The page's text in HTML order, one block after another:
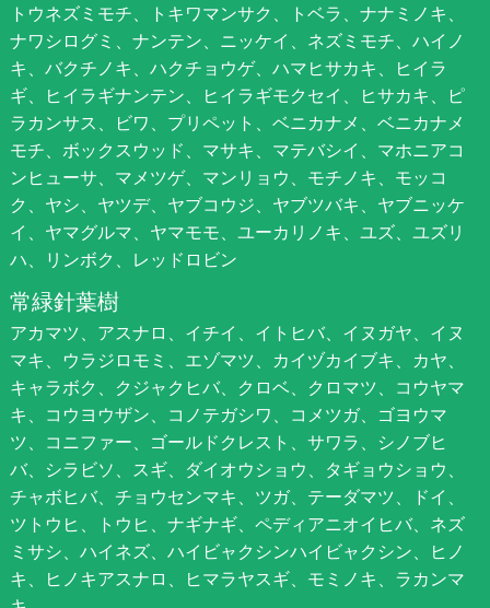
トウネズミモチ、トキワマンサク、トベラ、ナナミノキ、
ナワシログミ、ナンテン、ニッケイ、ネズミモチ、ハイノ
キ、バクチノキ、ハクチョウゲ、ハマヒサカキ、ヒイラ
ギ、ヒイラギナンテン、ヒイラギモクセイ、ヒサカキ、ピ
ラカンサス、ビワ、プリペット、ベニカナメ、ベニカナメ
モチ、ボックスウッド、マサキ、マテバシイ、マホニアコ
ンヒューサ、マメツゲ、マンリョウ、モチノキ、モッコ
ク、ヤシ、ヤツデ、ヤブコウジ、ヤブツバキ、ヤブニッケ
イ、ヤマグルマ、ヤマモモ、ユーカリノキ、ユズ、ユズリ
ハ、リンボク、レッドロビン
常緑針葉樹
アカマツ、アスナロ、イチイ、イトヒバ、イヌガヤ、イヌ
マキ、ウラジロモミ、エゾマツ、カイヅカイブキ、カヤ、
キャラボク、クジャクヒバ、クロベ、クロマツ、コウヤマ
キ、コウヨウザン、コノテガシワ、コメツガ、ゴヨウマ
ツ、コニファー、ゴールドクレスト、サワラ、シノブヒ
バ、シラビソ、スギ、ダイオウショウ、タギョウショウ、
チャボヒバ、チョウセンマキ、ツガ、テーダマツ、ドイ、
ツトウヒ、トウヒ、ナギナギ、ペディアニオイヒバ、ネズ
ミサシ、ハイネズ、ハイビャクシンハイビャクシン、ヒノ
キ、ヒノキアスナロ、ヒマラヤスギ、モミノキ、ラカンマ